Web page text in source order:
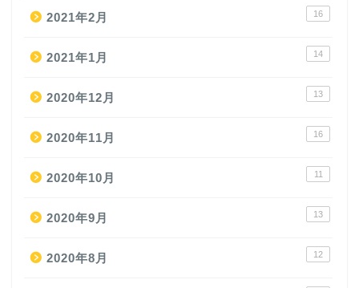
2021年2月 16
2021年1月 14
2020年12月 13
2020年11月 16
2020年10月 11
2020年9月 13
2020年8月 12